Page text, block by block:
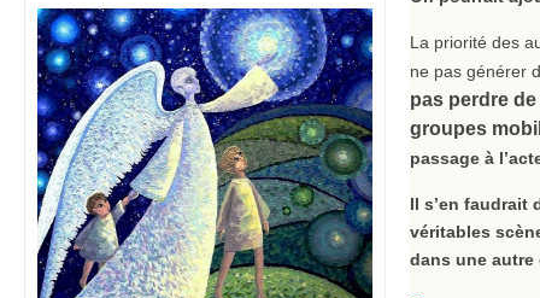
La priorité des
ne pas générer
pas perdre
groupes
passage à
Il s’en faudrait
véritables
dans une autre